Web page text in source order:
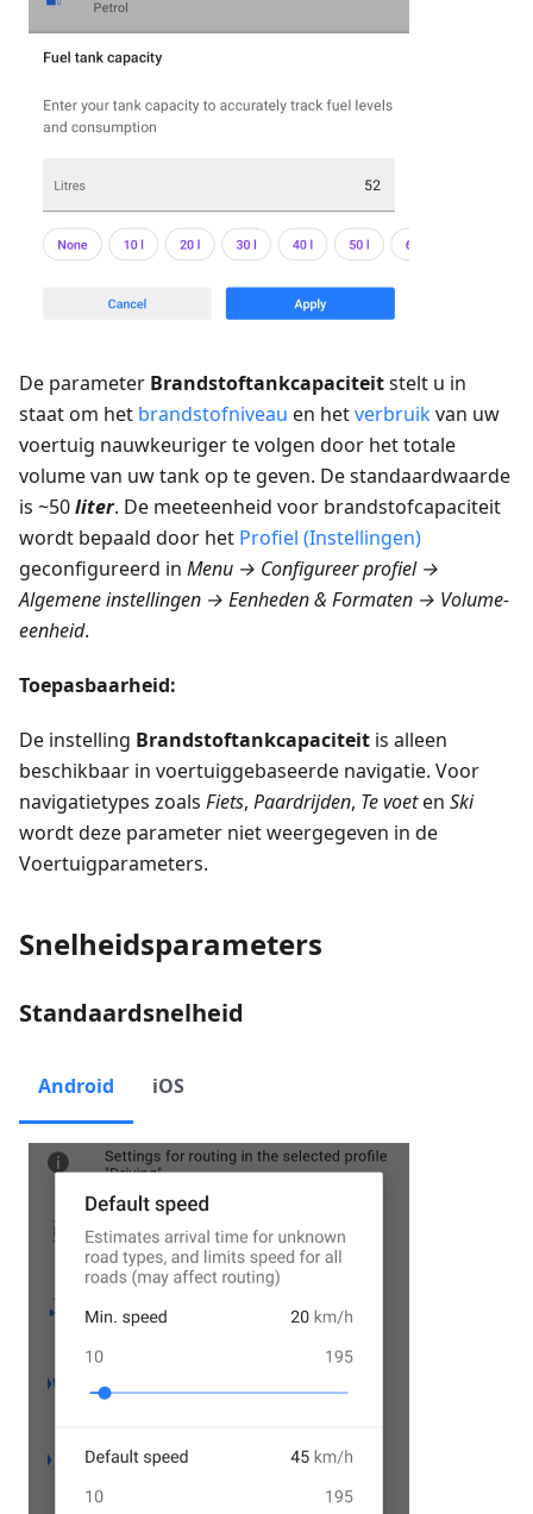
De parameter Brandstoftankcapaciteitstelt u in
staat om het brandstofniveau en hetverbruikvan uw
voertuig nauwkeuriger te volgen door het totale
volume van uw tank op te geven. De standaardwaarde
is ~50liter. De meeteenheid voor brandstofcapaciteit
wordt bepaald door het Profiel (Instellingen)
geconfigureerd in Menu → Configureer profiel →
Algemene instellingen → Eenheden & Formaten → Volume-
eenheid.
Toepasbaarheid:
De instelling Brandstoftankcapaciteit is alleen
beschikbaar in voertuiggebaseerde navigatie. Voor
navigatietypes zoals Fiets, Paardrijden, Te voeten Ski
wordt deze parameter niet weergegeven in de
Voertuigparameters.
Snelheidsparameters
Standaardsnelheid
Android iOS